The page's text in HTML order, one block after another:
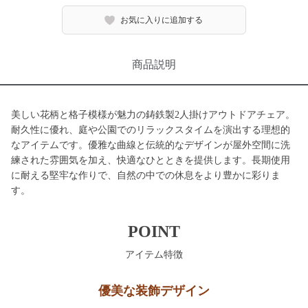
お気に入りに追加する
商品説明
美しい花柄と格子模様が魅力の鋳鉄製2人掛けアウトドアチェア。
耐久性に優れ、庭や公園でのリラックスタイムを演出する理想的
なアイテムです。優雅な曲線と伝統的なデザインが屋外空間に洗
練された雰囲気を加え、快適なひとときを提供します。長期使用
に耐える堅牢な作りで、自然の中での休息をより豊かに彩りま
す。
POINT
アイテム特徴
優美な装飾デザイン